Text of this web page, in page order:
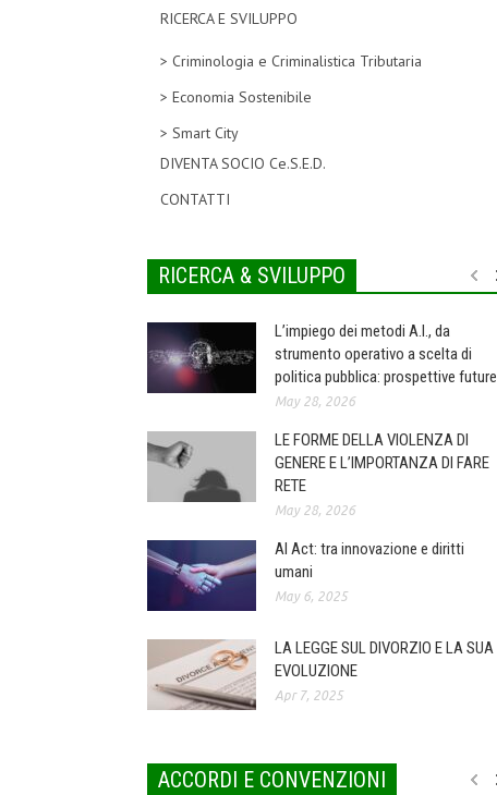
RICERCA E SVILUPPO
> Criminologia e Criminalistica Tributaria
> Economia Sostenibile
> Smart City
DIVENTA SOCIO Ce.S.E.D.
CONTATTI
RICERCA & SVILUPPO
L’impiego dei metodi A.I., da
strumento operativo a scelta di
politica pubblica: prospettive future
May 28, 2026
LE FORME DELLA VIOLENZA DI
GENERE E L’IMPORTANZA DI FARE
RETE
May 28, 2026
AI Act: tra innovazione e diritti
umani
May 6, 2025
LA LEGGE SUL DIVORZIO E LA SUA
EVOLUZIONE
Apr 7, 2025
ACCORDI E CONVENZIONI